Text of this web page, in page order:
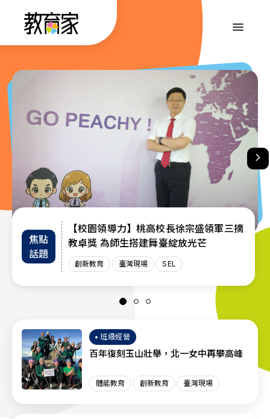
容
焦點
話題
【校園領導力】桃高校長徐宗盛領軍三摘
教卓獎 為師生搭建舞臺綻放光芒
創新教育 臺灣現場 SEL
教師
增能
教育部首辦「大專院校通識教育教師交流
工作坊」 共創AI與永續未來課堂
創新教育 臺灣現場 AI教育
趨勢
政策
退而不休，無私奉獻─教育部公布115年
教育奉獻獎獲獎名單
教師 教育奉獻獎 臺灣現場
班級經營
百年復刻玉山壯舉，北一女中再攀高峰
體能教育 創新教育 臺灣現場